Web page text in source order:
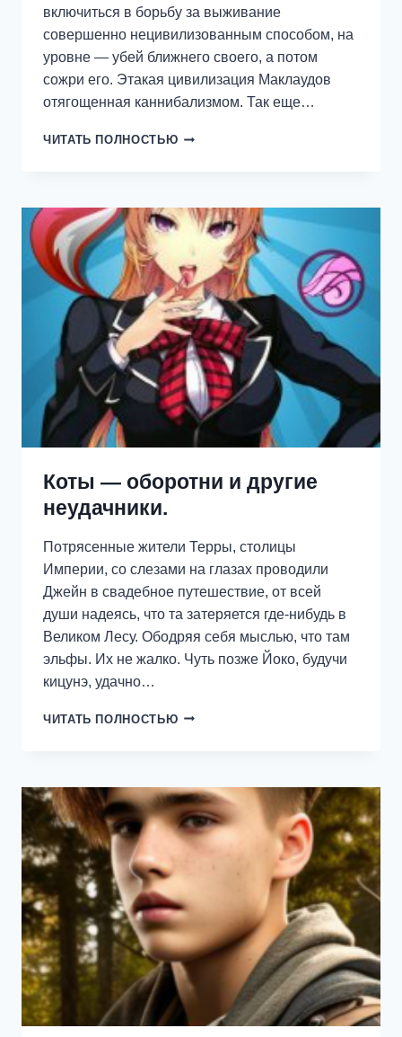
включиться в борьбу за выживание
совершенно нецивилизованным способом, на
уровне — убей ближнего своего, а потом
сожри его. Этакая цивилизация Маклаудов
отягощенная каннибализмом. Так еще…
ЧИТАТЬ ПОЛНОСТЬЮ ВРЕМЯ
Коты — оборотни и другие
неудачники.
Потрясенные жители Терры, столицы
Империи, со слезами на глазах проводили
Джейн в свадебное путешествие, от всей
души надеясь, что та затеряется где-нибудь в
Великом Лесу. Ободряя себя мыслью, что там
эльфы. Их не жалко. Чуть позже Йоко, будучи
кицунэ, удачно…
ЧИТАТЬ ПОЛНОСТЬЮ КОТЫ
ДРУГИЕ
НЕУДАЧНИКИ.